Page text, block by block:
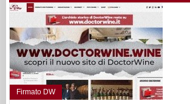
Firmato DW